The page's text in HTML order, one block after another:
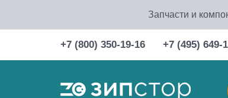
Запчасти и
+7 (800) 350-19-16 +7 (495) 649-